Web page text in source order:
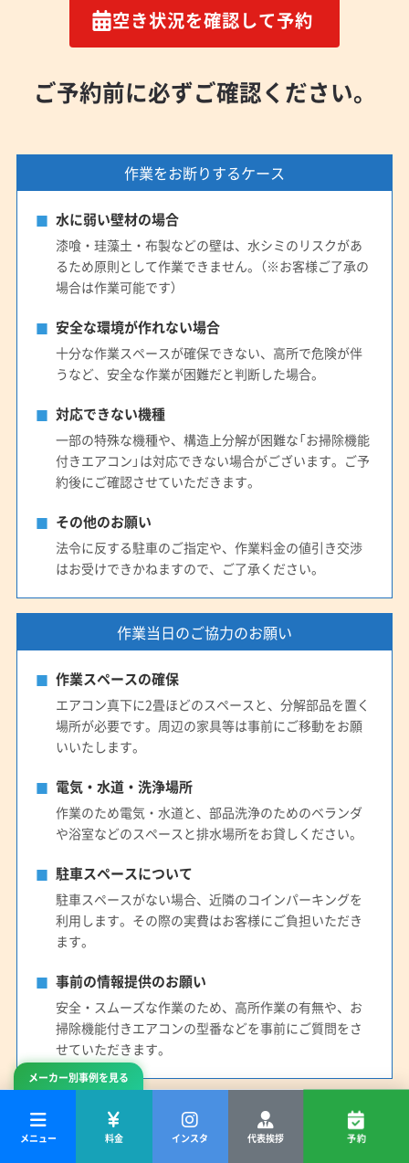
メーカー別事例を見る
メニュー 料金 インスタ 代表挨拶 予約
空き状況を確認して予約
ご予約前に必ずご確認ください。
作業をお断りするケース
水に弱い壁材の場合
漆喰・珪藻土・布製などの壁は、水シミのリスクがあ
るため原則として作業できません。（※お客様ご了承の
場合は作業可能です）
安全な環境が作れない場合
十分な作業スペースが確保できない、高所で危険が伴
うなど、安全な作業が困難だと判断した場合。
対応できない機種
一部の特殊な機種や、構造上分解が困難な「お掃除機能
付きエアコン」は対応できない場合がございます。ご予
約後にご確認させていただきます。
その他のお願い
法令に反する駐車のご指定や、作業料金の値引き交渉
はお受けできかねますので、ご了承ください。
作業当日のご協力のお願い
作業スペースの確保
エアコン真下に2畳ほどのスペースと、分解部品を置く
場所が必要です。周辺の家具等は事前にご移動をお願
いいたします。
電気・水道・洗浄場所
作業のため電気・水道と、部品洗浄のためのベランダ
や浴室などのスペースと排水場所をお貸しください。
駐車スペースについて
駐車スペースがない場合、近隣のコインパーキングを
利用します。その際の実費はお客様にご負担いただき
ます。
事前の情報提供のお願い
安全・スムーズな作業のため、高所作業の有無や、お
掃除機能付きエアコンの型番などを事前にご質問をさ
せていただきます。
料金・保証・技術的な制約について